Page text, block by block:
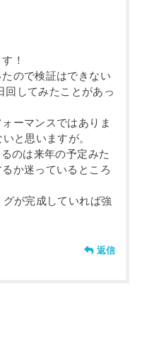
！
ので検証はできない
回してみたことがあっ
ーマンスではありま
と思いますが。
のは来年の予定みた
か迷っているところ
が完成していれば強
返信